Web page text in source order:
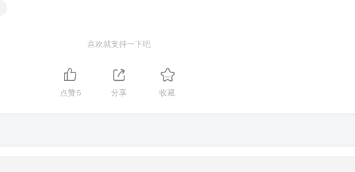
喜欢就支持一下吧
点赞5 分享 收藏